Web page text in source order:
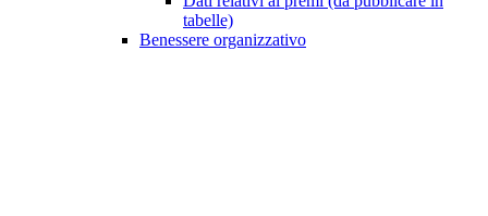
tabelle)
Benessere organizzativo